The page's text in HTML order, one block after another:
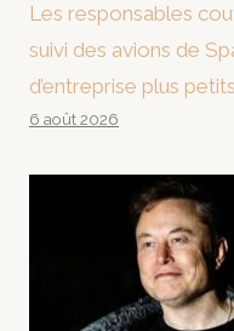
Les responsables
suivi des avions de
d’entreprise plus petits
6 août 2026